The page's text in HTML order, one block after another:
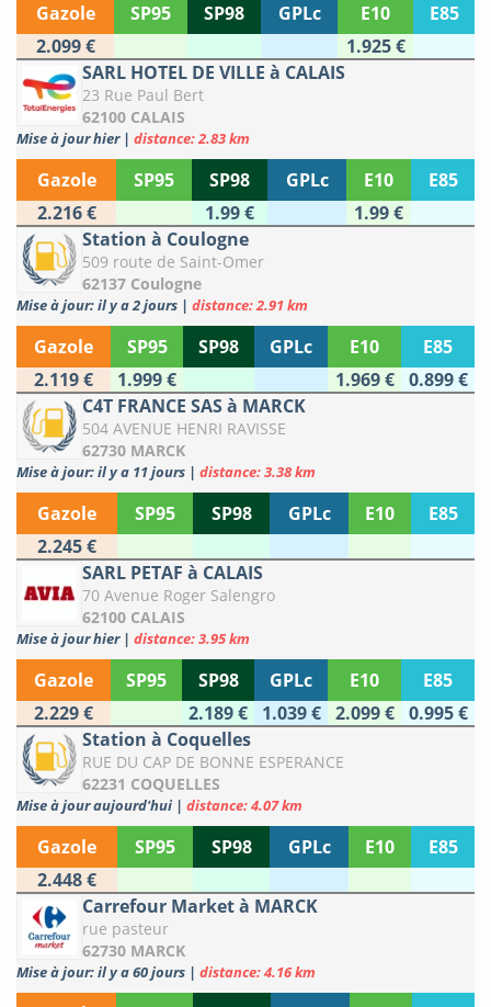
Gazole SP95 SP98 GPLc E10
E85
2.099 €
1.925 €
SARL HOTEL DE VILLE à CALAIS
23 Rue Paul Bert
62100 CALAIS
Mise à jour hier | distance: 2.83 km
Gazole SP95 SP98 GPLc E10
E85
2.216 €
1.99 €
1.99 €
Station à Coulogne
509 route de Saint-Omer
62137 Coulogne
Mise à jour: il y a 2 jours | distance: 2.91 km
Gazole SP95 SP98 GPLc E10
E85
2.119 €
1.999 € 1.969 €
0.899 €
C4T FRANCE SAS à MARCK
504 AVENUE HENRI RAVISSE
62730 MARCK
Mise à jour: il y a 11 jours | distance: 3.38 km
Gazole SP95 SP98 GPLc E10
E85
2.245 €
SARL PETAF à CALAIS
70 Avenue Roger Salengro
62100 CALAIS
Mise à jour hier | distance: 3.95 km
Gazole SP95 SP98 GPLc E10
E85
2.229 €
2.189 € 1.039 € 2.099 €
0.995 €
Station à Coquelles
RUE DU CAP DE BONNE ESPERANCE
62231 COQUELLES
Mise à jour aujourd'hui | distance: 4.07 km
Gazole SP95 SP98 GPLc E10
E85
2.448 €
Carrefour Market à MARCK
rue pasteur
62730 MARCK
Mise à jour: il y a 60 jours | distance: 4.16 km